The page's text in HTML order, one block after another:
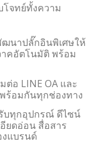
โจทย์ทั้งความ
นาปลั๊กอินพิเศษให้
คอัตโนมัติ พร้อม
ต่อ LINE OA และ
ร้อมกันทุกช่องทาง
บทุกอุปกรณ์ ดีไซน์
ยดอ่อน สื่อสาร
แบรนด์